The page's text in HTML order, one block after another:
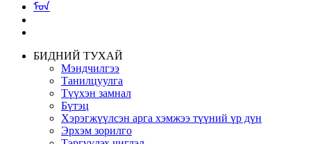
ᠮᠣᠨ
БИДНИЙ ТУХАЙ
Мэндчилгээ
Танилцуулга
Түүхэн замнал
Бүтэц
Хэрэгжүүлсэн арга хэмжээ түүний үр дүн
Эрхэм зорилго